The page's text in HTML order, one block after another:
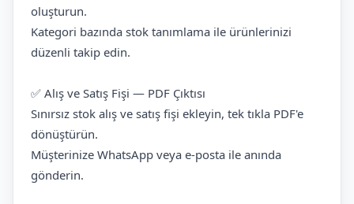
oluşturun.
Kategori bazında stok tanımlama ile ürünlerinizi
düzenli takip edin.
✅ Alış ve Satış Fişi — PDF Çıktısı
Sınırsız stok alış ve satış fişi ekleyin, tek tıkla PDF'e
dönüştürün.
Müşterinize WhatsApp veya e-posta ile anında
gönderin.